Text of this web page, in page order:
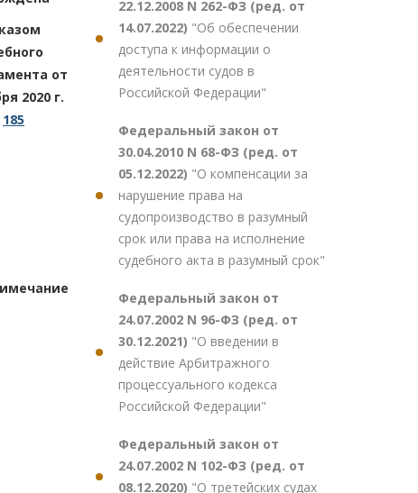
от
2020 г.
185
22.12.2008 N 262-ФЗ (ред. от
14.07.2022) "Об обеспечении
доступа к информации о
деятельности судов в
Российской Федерации"
Федеральный закон от
30.04.2010 N 68-ФЗ (ред. от
05.12.2022) "О компенсации за
нарушение права на
судопроизводство в разумный
срок или права на исполнение
судебного акта в разумный срок"
Федеральный закон от
24.07.2002 N 96-ФЗ (ред. от
30.12.2021) "О введении в
действие Арбитражного
процессуального кодекса
Российской Федерации"
Федеральный закон от
24.07.2002 N 102-ФЗ (ред. от
08.12.2020) "О третейских судах